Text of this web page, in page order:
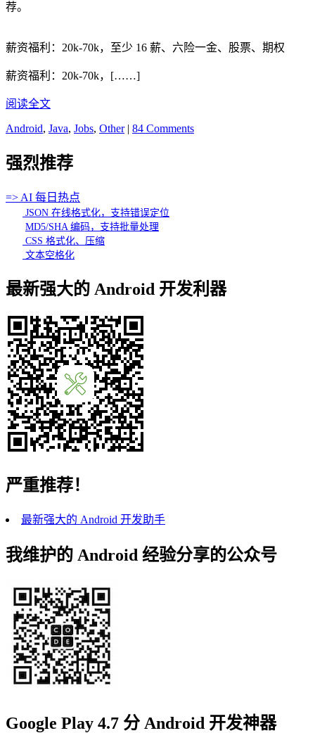
荐。
薪资福利：20k-70k，至少 16 薪、六险一金、股票、期权
薪资福利：20k-70k，[……]
阅读全文
Android, Java, Jobs, Other | 84 Comments
强烈推荐
=> AI 每日热点
JSON 在线格式化，支持错误定位
MD5/SHA 编码，支持批量处理
CSS 格式化、压缩
文本空格化
最新强大的 Android 开发利器
严重推荐！
最新强大的 Android 开发助手
我维护的 Android 经验分享的公众号
Google Play 4.7 分 Android 开发神器